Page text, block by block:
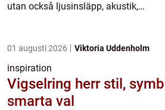
utan också ljusinsläpp, akustik,
01 augusti 2026 Viktoria Uddenholm
inspiration
Vigselring herr stil, symbolik och
smarta val